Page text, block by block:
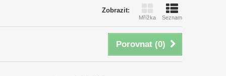
Zobrazit:
Mřížka Seznam
Porovnat (0)